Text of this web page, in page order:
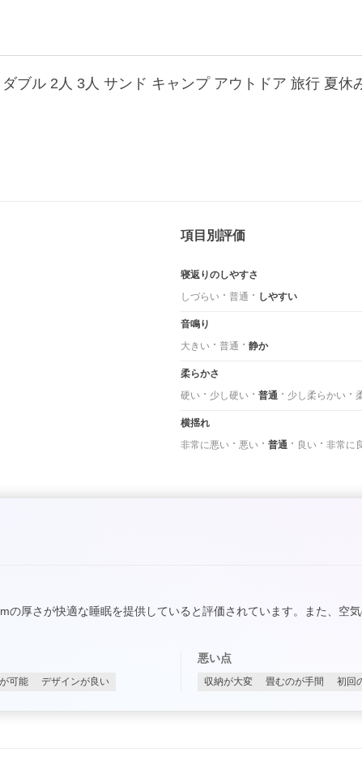
項目別評価
寝返りのしやすさ
しづらい
普通 しやすい
音鳴り
大きい
普通 静か
柔らかさ
硬い
少し硬い 普通 少し柔らかい
横揺れ
非常に悪い
悪い 普通 良い 非常に
厚さが快適な睡眠を提供していると評価されています。また、空
可能 デザインが良い
悪い点
収納が大変 畳むのが手間 初回